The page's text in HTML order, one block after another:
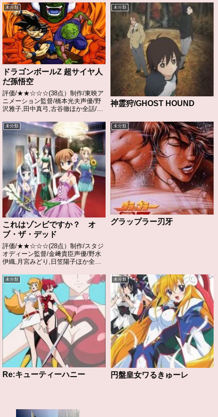
未分類
ドラゴンボールZ 超サイヤ人
だ孫悟空
評価/★★☆☆☆(38点）制作/東映ア
ニメーション監督/橋本光夫声優/野
沢雅子,田中真弓,古谷徹ほか全話/各
じ全宇宙を支配しようとたくらむ悪
の宇宙人スラッグが、地球を最新型
惑星クルーザーとして使用するため
に襲...
未分類
神霊狩/GHOST HOUND
未分類
これはゾンビですか？ オ
ブ・ザ・デッド
評価/★★☆☆☆(28点）制作/スタジ
オディーン監督/金﨑貴臣声優/野水
伊織,月宮みどり,日笠陽子ほか全話/
すじ銀髪の不思議な少女・ユーと出
会ったことで殺人事件に巻き込まれ
ゾンビとして蘇った 主人公、相川
歩の...
未分類
グラップラー刃牙
未分類
Re:キューティーハニー
未分類
円盤皇女ワるきゅーレ